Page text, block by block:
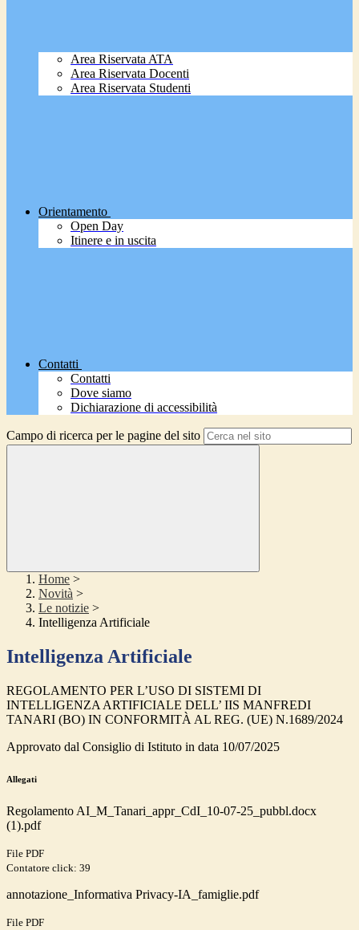
Area Riservata ATA
Area Riservata Docenti
Area Riservata Studenti
Orientamento
Open Day
Itinere e in uscita
Contatti
Contatti
Dove siamo
Dichiarazione di accessibilità
Campo di ricerca per le pagine del sito
Home >
Novità >
Le notizie >
Intelligenza Artificiale
Intelligenza Artificiale
REGOLAMENTO PER L’USO DI SISTEMI DI
INTELLIGENZA ARTIFICIALE DELL’ IIS MANFREDI
TANARI (BO) IN CONFORMITÀ AL REG. (UE) N.1689/2024
Approvato dal Consiglio di Istituto in data 10/07/2025
Allegati
Regolamento AI_M_Tanari_appr_CdI_10-07-25_pubbl.docx
(1).pdf
File PDF
Contatore click: 39
annotazione_Informativa Privacy-IA_famiglie.pdf
File PDF